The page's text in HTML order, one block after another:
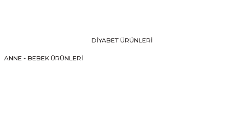
Bu ürüne benzer farklı alternatifler olmalı.
ANNE - BEBEK ÜRÜNLERİ
DİYABET ÜRÜNLERİ